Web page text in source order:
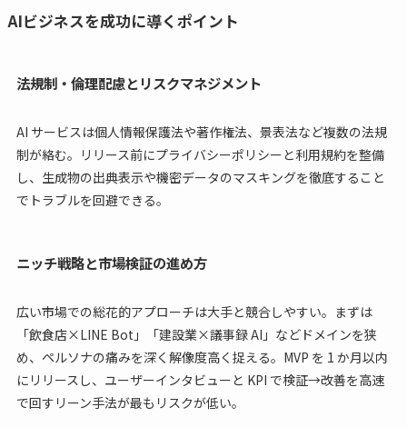
AIビジネスを成功に導くポイント
法規制・倫理配慮とリスクマネジメント
AI サービスは個人情報保護法や著作権法、景表法など複数の法規
制が絡む。リリース前にプライバシーポリシーと利用規約を整備
し、生成物の出典表示や機密データのマスキングを徹底すること
でトラブルを回避できる。
ニッチ戦略と市場検証の進め方
広い市場での総花的アプローチは大手と競合しやすい。まずは
「飲食店×LINE Bot」「建設業×議事録 AI」などドメインを狭
め、ペルソナの痛みを深く解像度高く捉える。MVP を 1 か月以内
にリリースし、ユーザーインタビューと KPI で検証→改善を高速
で回すリーン手法が最もリスクが低い。